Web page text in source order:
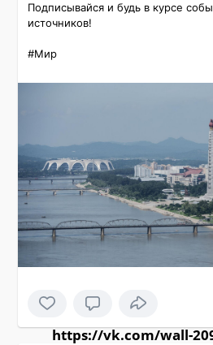
Подписывайся и будь в курсе
источников!
#Мир
https://vk.com/wall-